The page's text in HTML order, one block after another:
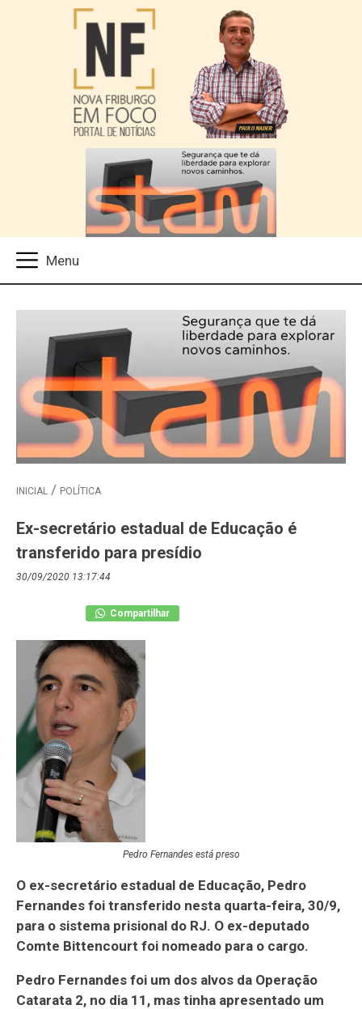
INICIAL POLÍTICA
Ex-secretário estadual de Educação é
transferido para presídio
30/09/2020 13:17:44
Compartilhar
Pedro Fernandes está preso
O ex-secretário estadual de Educação, Pedro
Fernandes foi transferido nesta quarta-feira, 30/9,
para o sistema prisional do RJ. O ex-deputado
Comte Bittencourt foi nomeado para o cargo.
Pedro Fernandes foi um dos alvos da Operação
Catarata 2, no dia 11, mas tinha apresentado um